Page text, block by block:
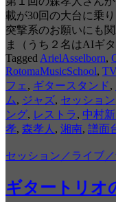
載が30回の大台に乗
突撃系のお願いにも
ま（うち２名はAIギ
Tagged ArielAsselborn,
RotomaMusicSchool,
フェ , ギタースタンド,
ム, ジャズ, セッション
ング, レストラ, 中村
孝, 森孝人 , 湘南, 譜面
セッション／ライブ
ギタートリ